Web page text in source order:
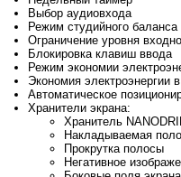
Выбор аудиовхода
Режим студийного баланса
Ограничение уровня
Блокировка клавиш ввода
Режим экономии
Экономия электроэнергии
Автоматическое
Хранители экрана:
Xранитель
Накладываемая
Прокрутка полосы
Негативное